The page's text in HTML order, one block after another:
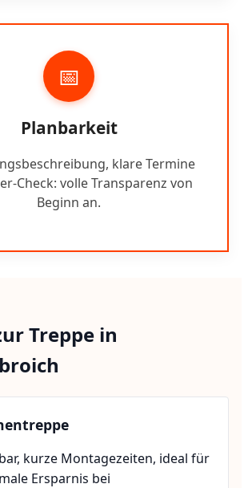
📅
Planbarkeit
klare Termine
Check: volle Transparenz von
Beginn an.
Treppe in
kurze Montagezeiten, ideal für
Ersparnis bei